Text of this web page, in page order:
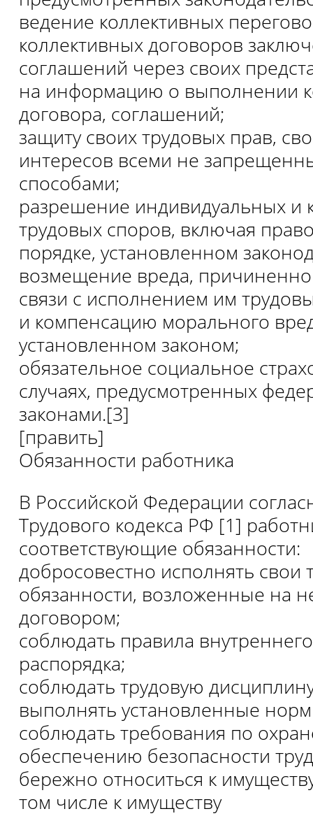
ведение коллективных
коллективных договоров
соглашений через своих
на информацию о выполнении
договора, соглашений;
защиту своих трудовых прав,
интересов всеми не
способами;
разрешение индивидуальных и
трудовых споров, включая
порядке, установленном
возмещение вреда,
связи с исполнением им
и компенсацию морального
установленном законом;
обязательное социальное
случаях, предусмотренных
законами.[3]
[править]
Обязанности работника
В Российской Федерации
Трудового кодекса РФ [1]
соответствующие обязанности:
добросовестно исполнять свои
обязанности, возложенные на
договором;
соблюдать правила
распорядка;
соблюдать трудовую
выполнять установленные
соблюдать требования по
обеспечению безопасности
бережно относиться к
том числе к имуществу